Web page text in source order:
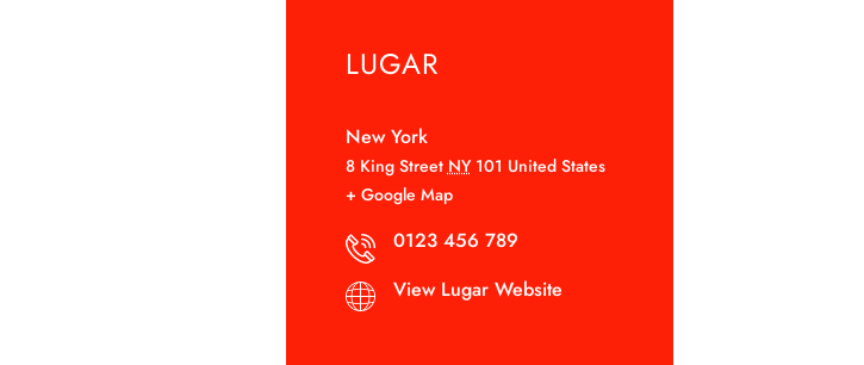
LUGAR
New York
8 King Street NY 101 United States
+ Google Map
0123 456 789
View Lugar Website